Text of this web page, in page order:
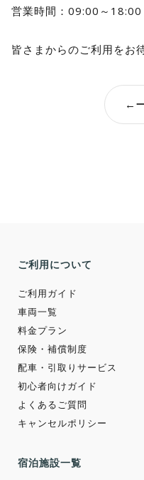
営業時間：09:00～18:00
皆さまからのご利用をお
←
ご利用について
ご利用ガイド
車両一覧
料金プラン
保険・補償制度
配車・引取りサービス
初心者向けガイド
よくあるご質問
キャンセルポリシー
宿泊施設一覧